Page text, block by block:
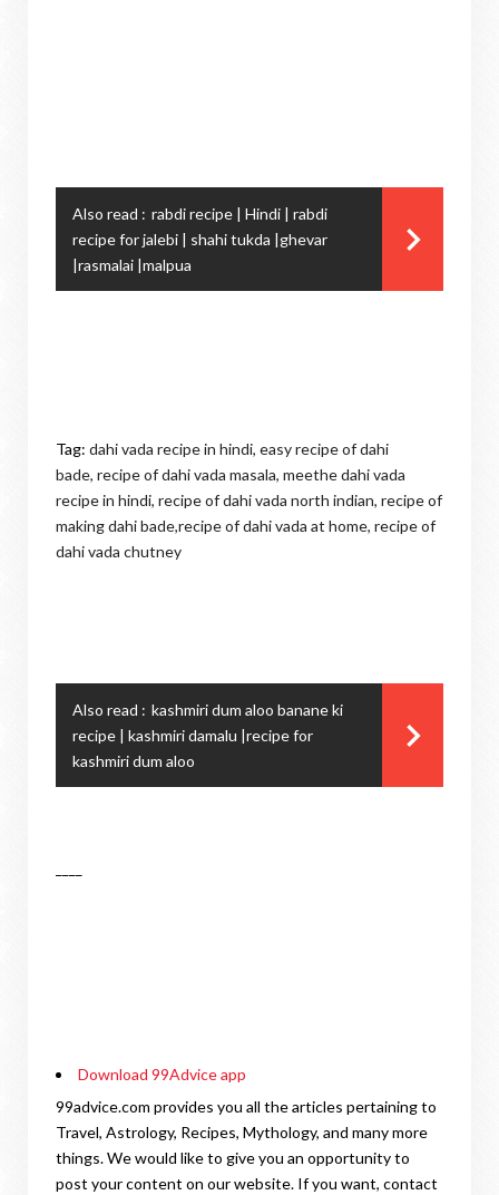
Also read : rabdi recipe | Hindi | rabdi
recipe for jalebi | shahi tukda |ghevar
|rasmalai |malpua
Tag: dahi vada recipe in hindi, easy recipe of dahi
bade, recipe of dahi vada masala, meethe dahi vada
recipe in hindi, recipe of dahi vada north indian, recipe of
making dahi bade,recipe of dahi vada at home, recipe of
dahi vada chutney
Also read : kashmiri dum aloo banane ki
recipe | kashmiri damalu |recipe for
kashmiri dum aloo
Download 99Advice app
99advice.com provides you all the articles pertaining to
Travel, Astrology, Recipes, Mythology, and many more
things. We would like to give you an opportunity to
post your content on our website. If you want, contact